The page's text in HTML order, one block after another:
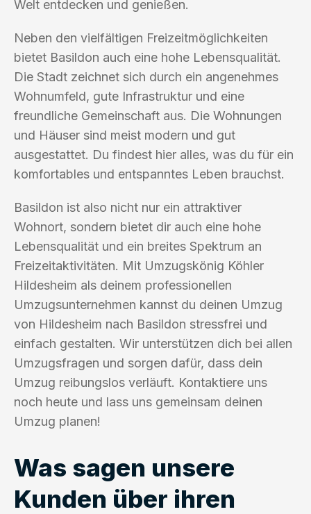
Welt entdecken und genießen.
Neben den vielfältigen Freizeitmöglichkeiten
bietet Basildon auch eine hohe Lebensqualität.
Die Stadt zeichnet sich durch ein angenehmes
Wohnumfeld, gute Infrastruktur und eine
freundliche Gemeinschaft aus. Die Wohnungen
und Häuser sind meist modern und gut
ausgestattet. Du findest hier alles, was du für ein
komfortables und entspanntes Leben brauchst.
Basildon ist also nicht nur ein attraktiver
Wohnort, sondern bietet dir auch eine hohe
Lebensqualität und ein breites Spektrum an
Freizeitaktivitäten. Mit Umzugskönig Köhler
Hildesheim als deinem professionellen
Umzugsunternehmen kannst du deinen Umzug
von Hildesheim nach Basildon stressfrei und
einfach gestalten. Wir unterstützen dich bei allen
Umzugsfragen und sorgen dafür, dass dein
Umzug reibungslos verläuft. Kontaktiere uns
noch heute und lass uns gemeinsam deinen
Umzug planen!
Was sagen unsere
Kunden über ihren